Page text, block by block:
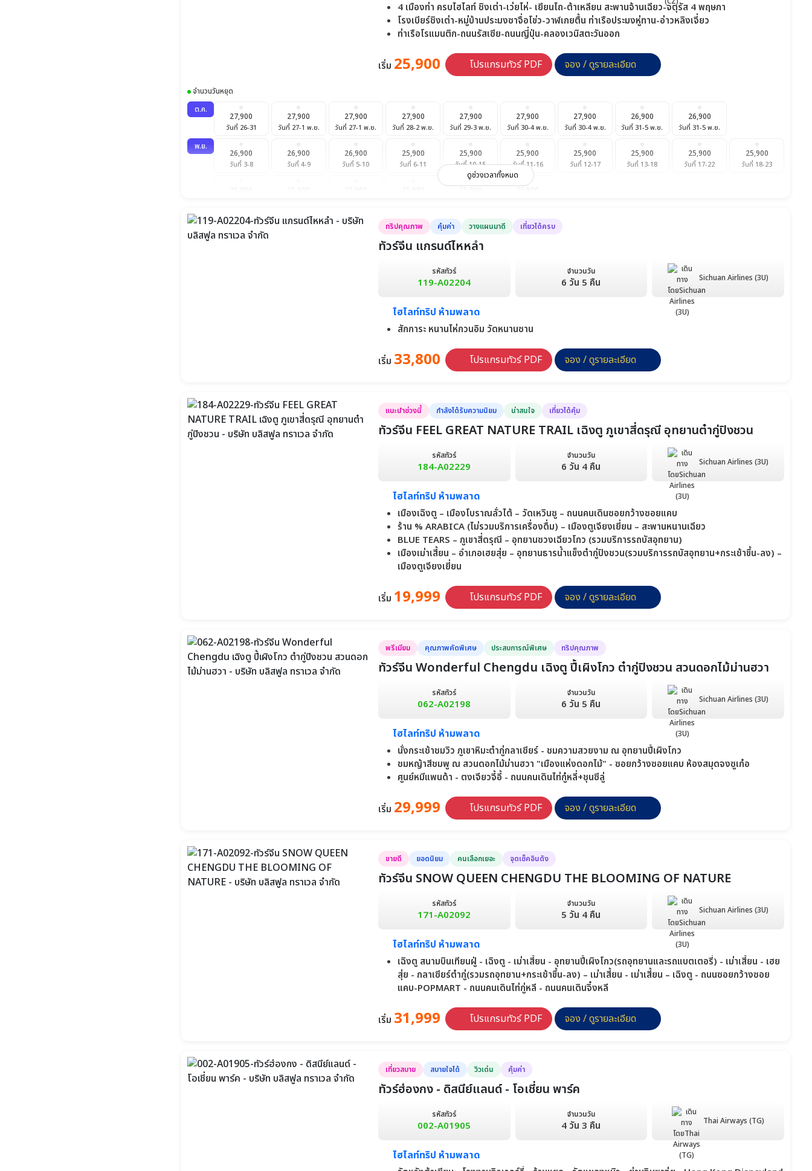
4 เมืองท่า ครบไฮไลท์ ชิงเต่า-เว่ยไห่- เยียนไถ-ต้าเหลียน สะพานจ้านเฉียว-จตุรัส 4 พฤษภา
โรงเบียร์ชิงเต่า-หมู่บ้านประมงซาจื่อโข่ว-วาฬเกยตื้น ท่าเรือประมงหู่ทาน-อ่าวหลิงเจี่ยว
ท่าเรือโรแมนติก-ถนนรัสเซีย-ถนนญี่ปุ่น-คลองเวนิสตะวันออก
เริ่ม 25,900 โปรแกรมทัวร์ PDF จอง / ดูรายละเอียด
จำนวนวันหยุด
ต.ค.
27,900
วันที่ 26-31
27,900
วันที่ 27-1 พ.ย.
27,900
วันที่ 27-1 พ.ย.
27,900
วันที่ 28-2 พ.ย.
27,900
วันที่ 29-3 พ.ย.
27,900
วันที่ 30-4 พ.ย.
27,900
วันที่ 30-4 พ.ย.
26,900
วันที่ 31-5 พ.ย.
26,900
วันที่ 31-5 พ.ย.
พ.ย.
26,900
วันที่ 3-8
26,900
วันที่ 4-9
26,900
วันที่ 5-10
25,900
วันที่ 6-11
25,900
วันที่ 10-15
25,900
วันที่ 11-16
25,900
วันที่ 12-17
25,900
วันที่ 13-18
25,900
วันที่ 17-22
25,900
วันที่ 18-23
ธ.ค.
25,900
วันที่ 1-6
25,900 26,900 26,900
วันที่ 4-9
27,900
วันที่ 5-10
26,900
วันที่ 28-2 ม.ค.
ดูช่วงเวลาทั้งหมด
ทริปคุณภาพ คุ้มค่า วางแผนมาดี เที่ยวได้ครบ
ทัวร์จีน แกรนด์ไหหลำ
รหัสทัวร์
119-A02204
จำนวนวัน
6 วัน 5 คืน Sichuan Airlines (3U)
ไฮไลท์ทริป ห้ามพลาด
สักการะ หนานไห่กวนอิม วัดหนานซาน
เริ่ม 33,800 โปรแกรมทัวร์ PDF จอง / ดูรายละเอียด
แนะนำช่วงนี้ กำลังได้รับความนิยม น่าสนใจ เที่ยวได้คุ้ม
ทัวร์จีน FEEL GREAT NATURE TRAIL เฉิงตู ภูเขาสี่ดรุณี อุทยานต๋ากู่ปิงชวน
รหัสทัวร์
184-A02229
จำนวนวัน
6 วัน 4 คืน Sichuan Airlines (3U)
ไฮไลท์ทริป ห้ามพลาด
เมืองเฉิงตู – เมืองโบราณลั่วไต้ – วัดเหวินซู – ถนนคนเดินซอยกว้างซอยแคบ
ร้าน % ARABICA (ไม่รวมบริการเครื่องดื่ม) – เมืองตูเจียงเยี่ยน – สะพานหนานเฉียว
BLUE TEARS – ภูเขาสี่ดรุณี – อุทยานซวงเฉียวโกว (รวมบริการรถบัสอุทยาน)
เมืองเม่าเสี้ยน – อำเภอเฮยสุ่ย – อุทยานธารน้ำแข็งต๋ากู่ปิงชวน(รวมบริการรถบัสอุทยาน+กระเช้าขึ้น-ลง) –
เมืองตูเจียงเยี่ยน
เริ่ม 19,999 โปรแกรมทัวร์ PDF จอง / ดูรายละเอียด
พรีเมียม คุณภาพคัดพิเศษ ประสบการณ์พิเศษ ทริปคุณภาพ
ทัวร์จีน Wonderful Chengdu เฉิงตู ปี้เผิงโกว ต๋ากู่ปิงชวน สวนดอกไม้ม่านฮวา
รหัสทัวร์
062-A02198
จำนวนวัน
6 วัน 5 คืน Sichuan Airlines (3U)
ไฮไลท์ทริป ห้ามพลาด
นั่งกระเช้าชมวิว ภูเขาหิมะต๋ากู่กลาเซียร์ - ชมความสวยงาม ณ อุทยานปี้เผิงโกว
ชมหญ้าสีชมพู ณ สวนดอกไม้ม่านฮวา "เมืองแห่งดอกไม้" - ซอยกว้างซอยแคบ ห้องสมุดจงซูเก๋อ
ศูนย์หมีแพนด้า - ตงเจียวจี้อี้ - ถนนคนเดินไท่กู๋หลี่+ชุนซีลู่
เริ่ม 29,999 โปรแกรมทัวร์ PDF จอง / ดูรายละเอียด
ขายดี ยอดนิยม คนเลือกเยอะ จุดเช็คอินดัง
ทัวร์จีน SNOW QUEEN CHENGDU THE BLOOMING OF NATURE
รหัสทัวร์
171-A02092
จำนวนวัน
5 วัน 4 คืน Sichuan Airlines (3U)
ไฮไลท์ทริป ห้ามพลาด
เฉิงตู สนามบินเทียนฝู่ - เฉิงตู - เม่าเสี้ยน - อุทยานปี้เผิงโกว(รถอุทยานและรถแบตเตอรี่) - เม่าเสี้ยน - เฮย
สุ่ย - กลาเซียร์ต๋ากู่(รวมรถอุทยาน+กระเช้าขึ้น-ลง) – เม่าเสี้ยน - เม่าเสี้ยน – เฉิงตู - ถนนซอยกว้างซอย
แคบ-POPMART - ถนนคนเดินไท่กู่หลี - ถนนคนเดินจิ๋งหลี
เริ่ม 31,999 โปรแกรมทัวร์ PDF จอง / ดูรายละเอียด
เที่ยวสบาย สบายใจได้ วิวเด่น คุ้มค่า
ทัวร์ฮ่องกง - ดิสนีย์แลนด์ - โอเชี่ยน พาร์ค
รหัสทัวร์
002-A01905
จำนวนวัน
4 วัน 3 คืน Thai Airways (TG)
ไฮไลท์ทริป ห้ามพลาด